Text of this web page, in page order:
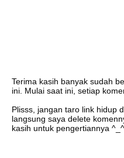
Terima kasih banyak sudah
ini. Mulai saat ini, setiap
Plisss, jangan taro link hidup
langsung saya delete
kasih untuk pengertiannya ^_^